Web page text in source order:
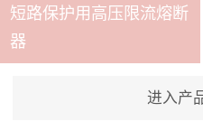
短路保护用高压限流熔断
器
进入产